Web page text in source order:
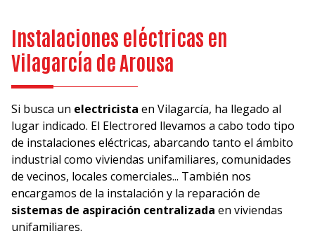
Instalaciones eléctricas en
Vilagarcía de Arousa
Si busca un electricista en Vilagarcía, ha llegado al
lugar indicado. El Electrored llevamos a cabo todo tipo
de instalaciones eléctricas, abarcando tanto el ámbito
industrial como viviendas unifamiliares, comunidades
de vecinos, locales comerciales... También nos
encargamos de la instalación y la reparación de
sistemas de aspiración centralizada en viviendas
unifamiliares.